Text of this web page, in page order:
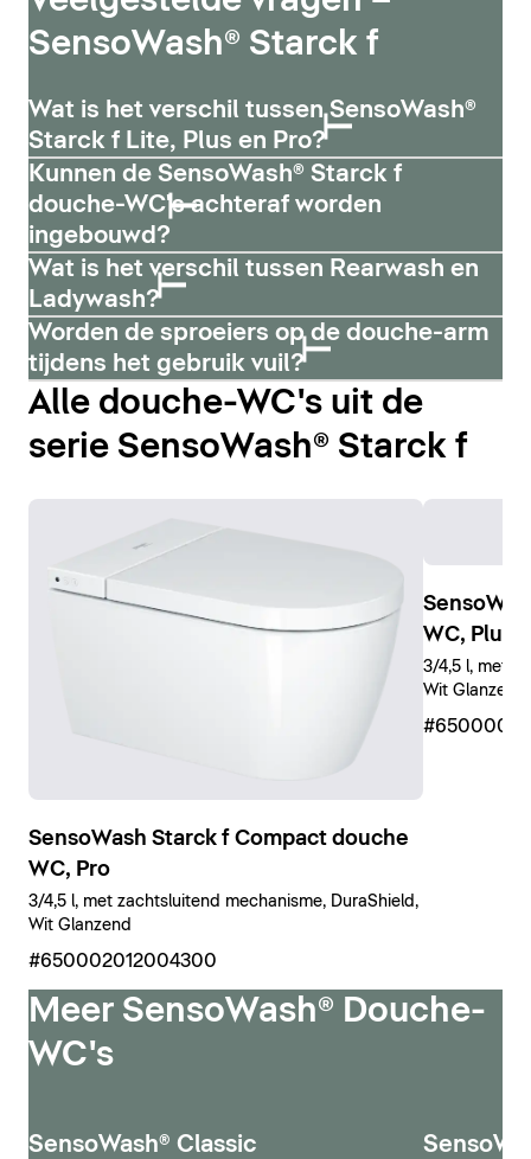
SensoWash® Starck f
Wat is het verschil tussen SensoWash®
Starck f Lite, Plus en Pro?
Kunnen de SensoWash® Starck f
douche-WC's achteraf worden
ingebouwd?
Wat is het verschil tussen Rearwash en
Ladywash?
Worden de sproeiers op de douche-arm
tijdens het gebruik vuil?
Alle douche-WC's uit de
serie SensoWash® Starck f
SensoWash Starck f Compact douche
WC, Pro
3/4,5 l, met zachtsluitend mechanisme, DuraShield,
Wit Glanzend
#650002012004300
WC, Plus
3/4,5 l, met
Wit Glanzend
Meer SensoWash® Douche-
WC's
SensoWash® Classic